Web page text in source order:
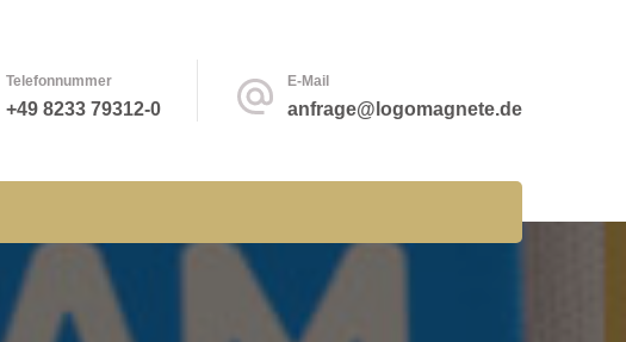
Telefonnummer
+49 8233 79312-0
E-Mail
anfrage@logomagnete.de